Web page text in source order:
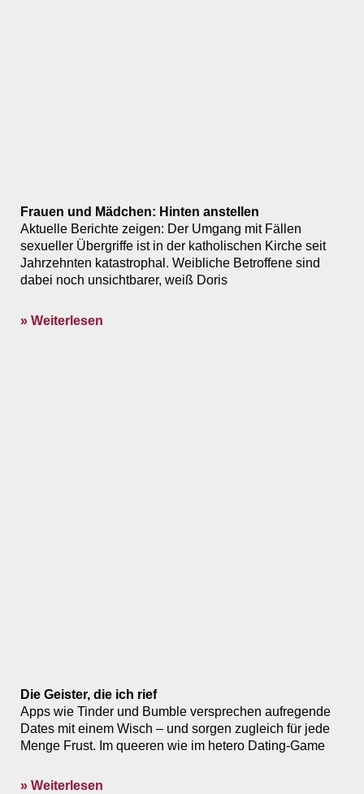
Frauen und Mädchen: Hinten anstellen
Aktuelle Berichte zeigen: Der Umgang mit Fällen
sexueller Übergriffe ist in der katholischen Kirche seit
Jahrzehnten katastrophal. Weibliche Betroffene sind
dabei noch unsichtbarer, weiß Doris
» Weiterlesen
Die Geister, die ich rief
Apps wie Tinder und Bumble versprechen aufregende
Dates mit einem Wisch – und sorgen zugleich für jede
Menge Frust. Im queeren wie im hetero Dating-Game
» Weiterlesen